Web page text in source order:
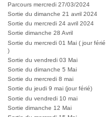
Parcours mercredi 27/03/2024
Sortie du dimanche 21 avril 2024
Sortie du mercredi 24 avril 2024
Sortie dimanche 28 Avril
Sortie du mercredi 01 Mai ( jour férié
)
Sortie du vendredi 03 Mai
Sortie du dimanche 5 Mai
Sortie du mercredi 8 mai
Sortie du jeudi 9 mai (jour férié)
Sortie du vendredi 10 mai
Sortie dimanche 12 Mai